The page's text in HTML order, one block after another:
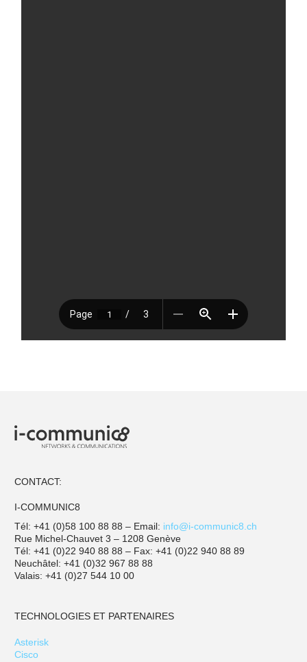
CONTACT:
I-COMMUNIC8
Tél: +41 (0)58 100 88 88 – Email: info@i-communic8.ch
Rue Michel-Chauvet 3 – 1208 Genève
Tél: +41 (0)22 940 88 88 – Fax: +41 (0)22 940 88 89
Neuchâtel: +41 (0)32 967 88 88
Valais: +41 (0)27 544 10 00
TECHNOLOGIES ET PARTENAIRES
Asterisk
Cisco